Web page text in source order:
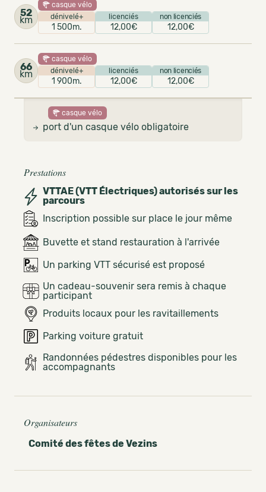
52
km
casque vélo
dénivelé+
1 500m.
licenciés
12,00€
non licenciés
12,00€
66
km
casque vélo
dénivelé+
1 900m.
licenciés
12,00€
non licenciés
12,00€
casque vélo
port d'un casque vélo obligatoire
Prestations
VTTAE (VTT Électriques) autorisés sur les
parcours
Inscription possible sur place le jour même
Buvette et stand restauration à l'arrivée
Un parking VTT sécurisé est proposé
Un cadeau-souvenir sera remis à chaque
participant
Produits locaux pour les ravitaillements
Parking voiture gratuit
Randonnées pédestres disponibles pour les
accompagnants
Organisateurs
Comité des fêtes de Vezins